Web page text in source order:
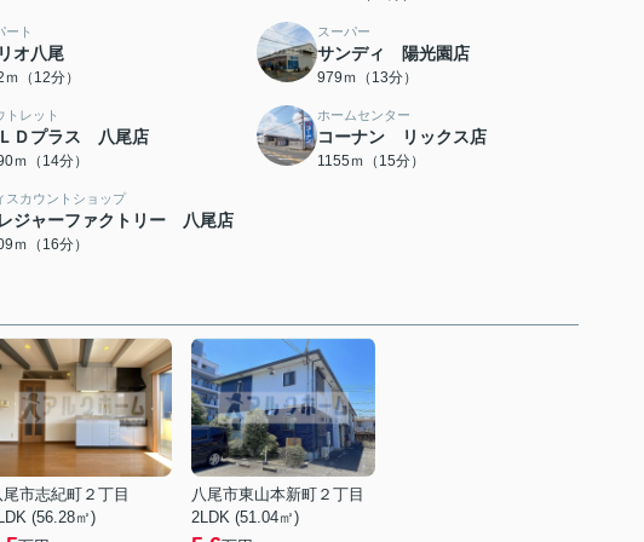
ート
オ八尾
（12分）
スーパー
サンディ 陽光園店
979ｍ（13分）
トレット
Ｄプラス 八尾店
ｍ（14分）
ホームセンター
コーナン リックス店
1155ｍ（15分）
スカウントショップ
ジャーファクトリー 八尾店
ｍ（16分）
尾市志紀町２丁目
(56.28㎡)
八尾市東山本新町２丁目
2LDK (51.04㎡)